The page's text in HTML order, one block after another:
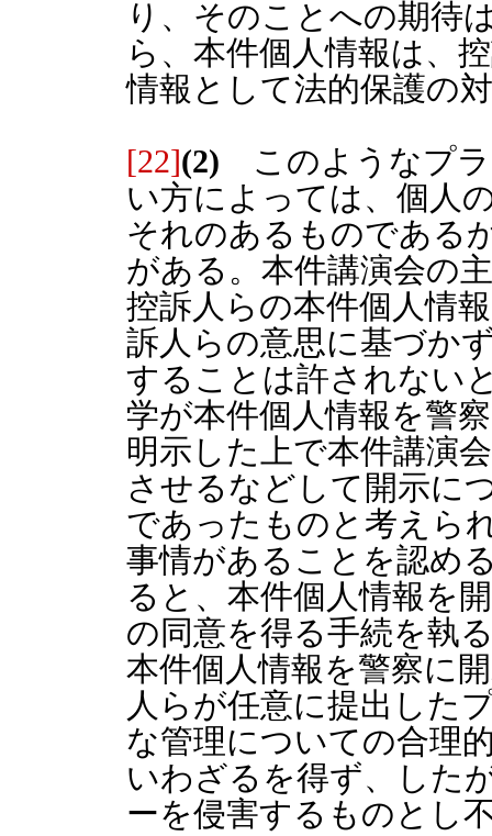
り、そのことへの期待
ら、本件個人情報は、
情報として法的保護の
[22](2) このようなプラ
い方によっては、個人
それのあるものである
がある。本件講演会の
控訴人らの本件個人情
訴人らの意思に基づか
することは許されない
学が本件個人情報を警
明示した上で本件講演
させるなどして開示に
であったものと考えら
事情があることを認め
ると、本件個人情報を
の同意を得る手続を執
本件個人情報を警察に
人らが任意に提出した
な管理についての合理
いわざるを得ず、した
ーを侵害するものとし